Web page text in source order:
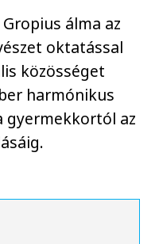
álma az
oktatással
közösséget
harmónikus
gyermekkortól az